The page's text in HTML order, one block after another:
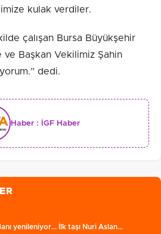
kulak verdiler.
çalışan Bursa Büyükşehir
Başkan Vekilimiz Şahin
dedi.
Haber : İGF Haber
yenileniyor... İlk taşı Nuri Aslan…